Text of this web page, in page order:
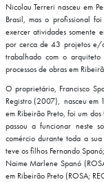
Nicolau Terreri nasceu em
Brasil, mas o profissional
exercer atividades somente
por cerca de 43 projetos e/
trabalhado com o
processos de obras em
O proprietário, Francisco
Registro (2007), nasceu em
em Ribeirão Preto, foi um
passou a funcionar neste
comércio durante toda a
teve os filhos Fernando
Naime Marlene Spanó
em Ribeirão Preto (ROSA;